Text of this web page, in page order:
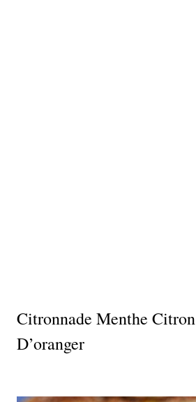
Citronnade Menthe
D’oranger